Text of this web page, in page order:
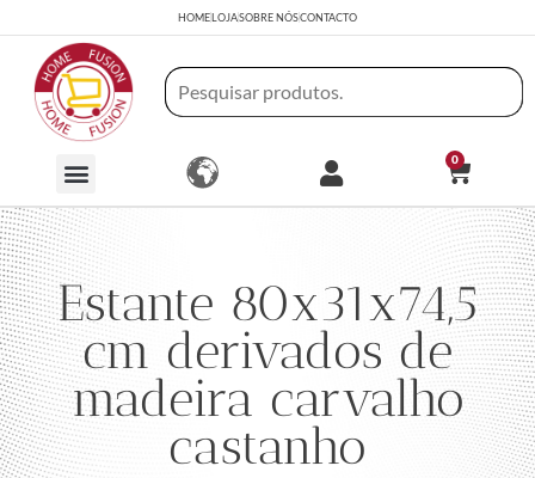
HOMELOJASOBRE NÓSCONTACTO
0
Estante 80x31x74,5
cm derivados de
madeira carvalho
castanho